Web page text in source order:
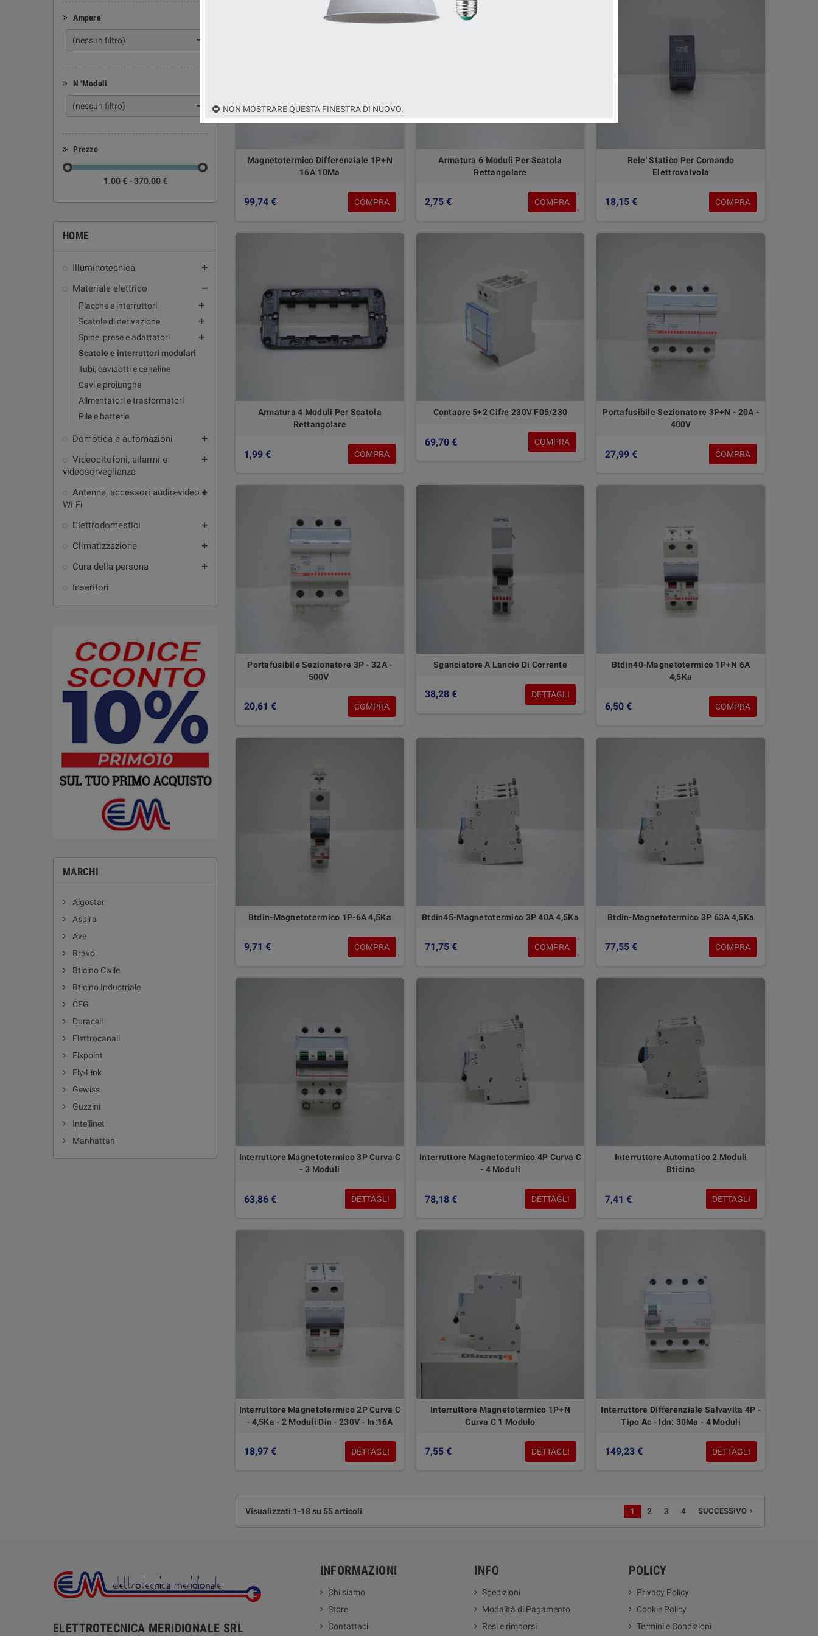
Ampere
(nessun filtro)
N°Moduli
(nessun filtro)
Prezzo
1.00 € - 370.00 €
HOME
Illuminotecnica add
Materiale elettrico remove
Placche e interruttori add
Scatole di derivazione add
Spine, prese e adattatori add
Scatole e interruttori modulari
Tubi, cavidotti e canaline
Cavi e prolunghe
Alimentatori e trasformatori
Pile e batterie
Domotica e automazioni add
Videocitofoni, allarmi e
videosorveglianza
add
Antenne, accessori audio-video e
Wi-Fi
add
Elettrodomestici add
Climatizzazione add
Cura della persona add
Inseritori
MARCHI
Aigostar
Aspira
Ave
Bravo
Bticino Civile
Bticino Industriale
CFG
Duracell
Elettrocanali
Fixpoint
Fly-Link
Gewiss
Guzzini
Intellinet
Manhattan
Magnetotermico Differenziale 1P+N
16A 10Ma
99,74 € COMPRA
Armatura 6 Moduli Per Scatola
Rettangolare
2,75 € COMPRA
Rele' Statico Per Comando
Elettrovalvola
18,15 € COMPRA
Armatura 4 Moduli Per Scatola
Rettangolare
1,99 € COMPRA
Contaore 5+2 Cifre 230V F05/230
69,70 € COMPRA
Portafusibile Sezionatore 3P+N - 20A -
400V
27,99 € COMPRA
Portafusibile Sezionatore 3P - 32A -
500V
20,61 € COMPRA
Sganciatore A Lancio Di Corrente
38,28 € DETTAGLI
Btdin40-Magnetotermico 1P+N 6A
4,5Ka
6,50 € COMPRA
Btdin-Magnetotermico 1P-6A 4,5Ka
9,71 € COMPRA
Btdin45-Magnetotermico 3P 40A 4,5Ka
71,75 € COMPRA
Btdin-Magnetotermico 3P 63A 4,5Ka
77,55 € COMPRA
Interruttore Magnetotermico 3P Curva C
- 3 Moduli
63,86 € DETTAGLI
Interruttore Magnetotermico 4P Curva C
- 4 Moduli
78,18 € DETTAGLI
Interruttore Automatico 2 Moduli
Bticino
7,41 € DETTAGLI
Interruttore Magnetotermico 2P Curva C
- 4,5Ka - 2 Moduli Din - 230V - In:16A
18,97 € DETTAGLI
Interruttore Magnetotermico 1P+N
Curva C 1 Modulo
7,55 € DETTAGLI
Interruttore Differenziale Salvavita 4P -
Tipo Ac - Idn: 30Ma - 4 Moduli
149,23 € DETTAGLI
Visualizzati 1-18 su 55 articoli 1 2 3 4 SUCCESSIVOnavigate_next
ELETTROTECNICA MERIDIONALE SRL
INFORMAZIONI
Chi siamo
Store
Contattaci
INFO
Spedizioni
Modalità di Pagamento
Resi e rimborsi
POLICY
Privacy Policy
Cookie Policy
Termini e Condizioni
NON MOSTRARE QUESTA FINESTRA DI NUOVO.